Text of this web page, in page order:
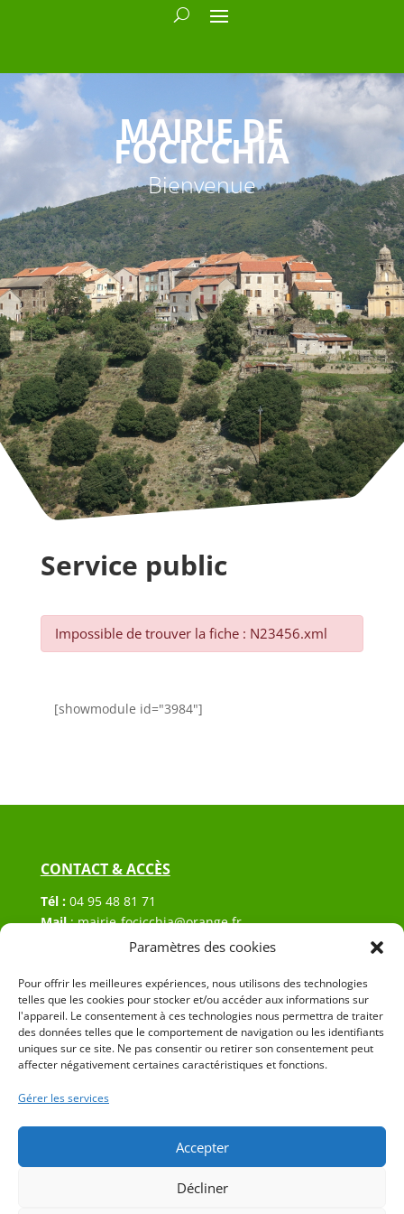
Paramètres des cookies
Pour offrir les meilleures expériences, nous utilisons des technologies
telles que les cookies pour stocker et/ou accéder aux informations sur
l'appareil. Le consentement à ces technologies nous permettra de traiter
des données telles que le comportement de navigation ou les identifiants
uniques sur ce site. Ne pas consentir ou retirer son consentement peut
affecter négativement certaines caractéristiques et fonctions.
Gérer les services
Accepter
Décliner
MAIRIE DE
FOCICCHIA
Bienvenue
Service public
Impossible de trouver la fiche : N23456.xml
[showmodule id="3984"]
CONTACT & ACCÈS
Tél : 04 95 48 81 71
Mail:mairie-focicchia@orange.fr
Hôtel de ville de Focicchia
20212 Focicchia